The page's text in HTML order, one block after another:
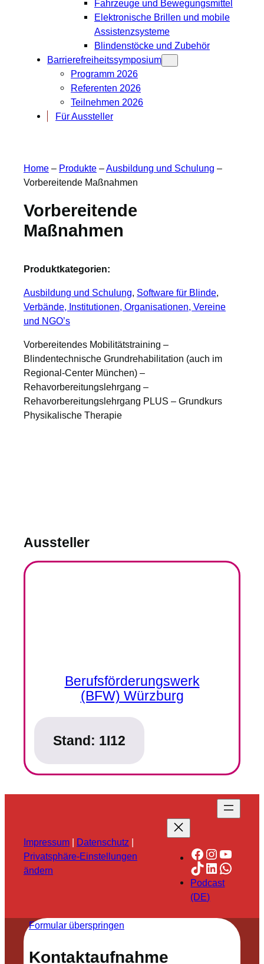
Fahrzeuge und Bewegungsmittel
Elektronische Brillen und mobile
Assistenzsysteme
Blindenstöcke und Zubehör
Barrierefreiheitssymposium
Programm 2026
Referenten 2026
Teilnehmen 2026
Für Aussteller
Home – Produkte –Ausbildung und Schulung –
Vorbereitende Maßnahmen
Vorbereitende
Maßnahmen
Produktkategorien:
Ausbildung und Schulung, Software für Blinde
Verbände, Institutionen, Organisationen, Vereine
und NGO’s
Vorbereitendes Mobilitätstraining –
Blindentechnische Grundrehabilitation (auch im
Regional-Center München) –
Rehavorbereitungslehrgang –
Rehavorbereitungslehrgang PLUS – Grundkurs
Physikalische Therapie
Aussteller
Berufsförderungswerk
(BFW) Würzburg
Stand: 1I12
Impressum | Datenschutz |
Privatsphäre-Einstellungen
ändern
Facebook
TikTok
LinkedIn
Podcast
(DE)
Formular überspringen
Kontaktaufnahme